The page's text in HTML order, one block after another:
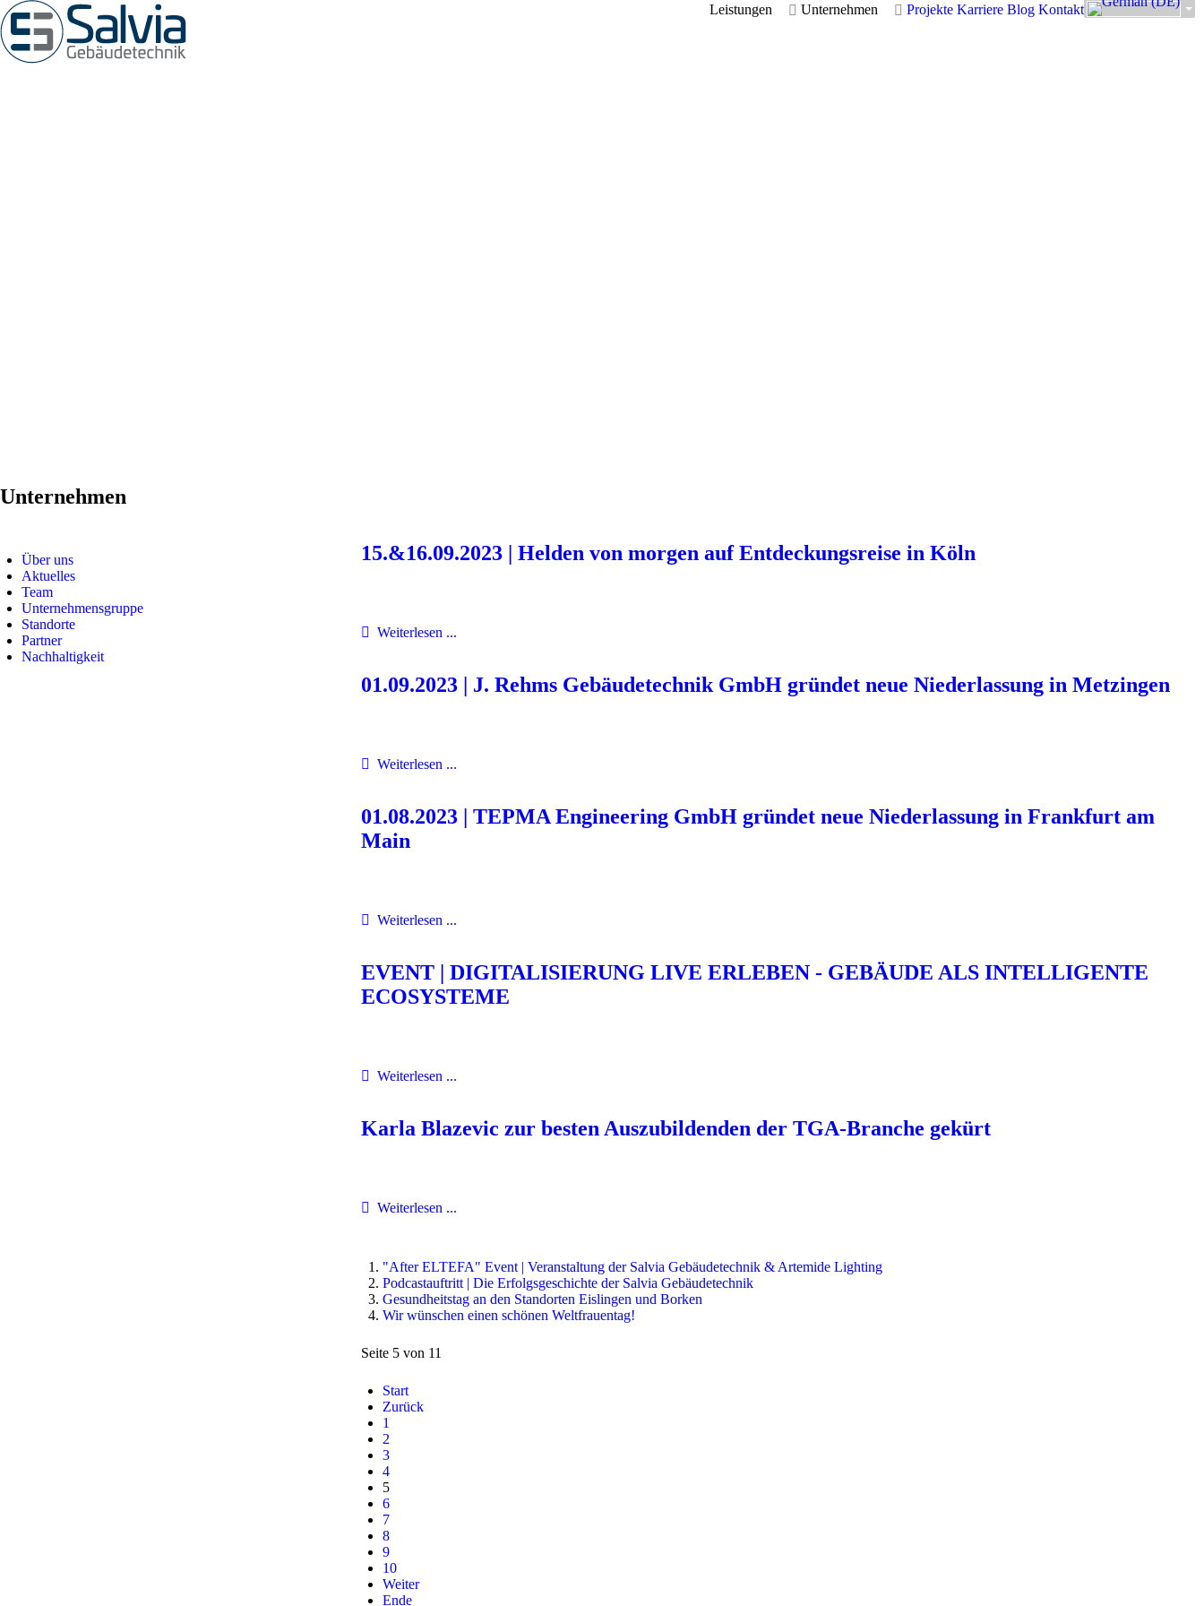
Leistungen Unternehmen Projekte Karriere Blog Kontakt
Unternehmen
Über uns
Aktuelles
Team
Unternehmensgruppe
Standorte
Partner
Nachhaltigkeit
15.&16.09.2023 | Helden von morgen auf Entdeckungsreise in Köln
Weiterlesen ...
01.09.2023 | J. Rehms Gebäudetechnik GmbH gründet neue Niederlassung in Metzingen
Weiterlesen ...
01.08.2023 | TEPMA Engineering GmbH gründet neue Niederlassung in Frankfurt am
Main
Weiterlesen ...
EVENT | DIGITALISIERUNG LIVE ERLEBEN - GEBÄUDE ALS INTELLIGENTE
ECOSYSTEME
Weiterlesen ...
Karla Blazevic zur besten Auszubildenden der TGA-Branche gekürt
Weiterlesen ...
"After ELTEFA" Event | Veranstaltung der Salvia Gebäudetechnik & Artemide Lighting
Podcastauftritt | Die Erfolgsgeschichte der Salvia Gebäudetechnik
Gesundheitstag an den Standorten Eislingen und Borken
Wir wünschen einen schönen Weltfrauentag!
Seite 5 von 11
Start
Zurück
1
2
3
4
5
6
7
8
9
10
Weiter
Ende